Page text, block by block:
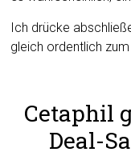
Ich drücke
gleich ordentlich
Cetaphil
Deal-